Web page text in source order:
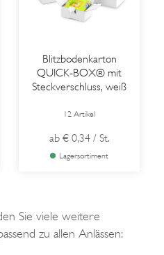
Blitzbodenkarton
QUICK-BOX® mit
Steckverschluss, weiß
12 Artikel
ab € 0,34 / St.
Lagersortiment
Sie viele weitere
zu allen Anlässen: